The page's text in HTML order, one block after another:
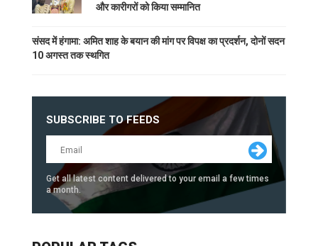
और कारीगरों को किया सम्मानित
संसद में हंगामा: अमित शाह के बयान की मांग पर विपक्ष का प्रदर्शन, दोनों सदन
10 अगस्त तक स्थगित
SUBSCRIBE TO FEEDS
Get all latest content delivered to your email a few times
a month.